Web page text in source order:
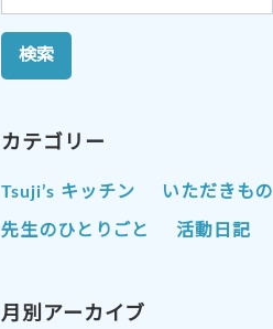
索:
カテゴリー
Tsuji’s キッチン いただきもの
先生のひとりごと 活動日記
月別アーカイブ